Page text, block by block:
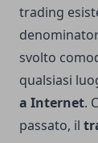
trading
svolto
qualsiasi
a Internet.
passato, il